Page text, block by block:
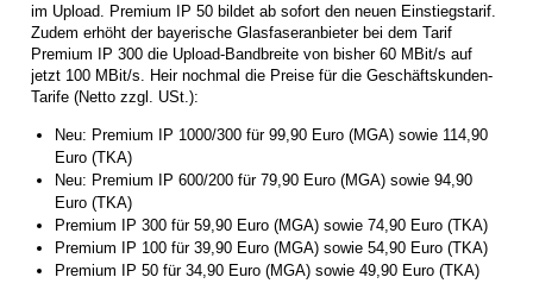
im Upload. Premium IP 50 bildet ab sofort den neuen Einstiegstarif.
Zudem erhöht der bayerische Glasfaseranbieter bei dem Tarif
Premium IP 300 die Upload-Bandbreite von bisher 60 MBit/s auf
jetzt 100 MBit/s. Heir nochmal die Preise für die Geschäftskunden-
Tarife (Netto zzgl. USt.):
Neu: Premium IP 1000/300 für 99,90 Euro (MGA) sowie 114,90
Euro (TKA)
Neu: Premium IP 600/200 für 79,90 Euro (MGA) sowie 94,90
Euro (TKA)
Premium IP 300 für 59,90 Euro (MGA) sowie 74,90 Euro (TKA)
Premium IP 100 für 39,90 Euro (MGA) sowie 54,90 Euro (TKA)
Premium IP 50 für 34,90 Euro (MGA) sowie 49,90 Euro (TKA)